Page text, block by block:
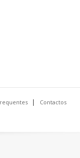
Contactos